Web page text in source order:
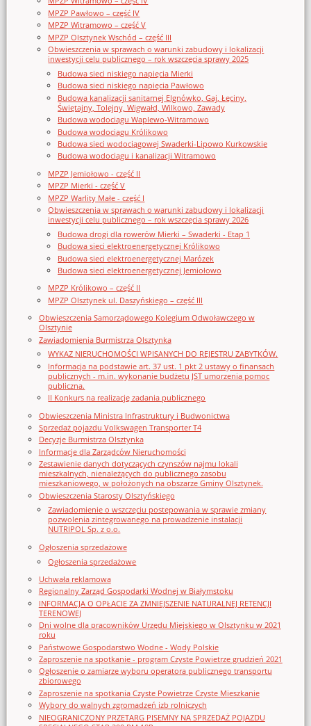
MPZP Pawłowo – część IV
MPZP Witramowo – część V
MPZP Olsztynek Wschód – część III
Obwieszczenia w sprawach o warunki zabudowy i lokalizacji
inwestycji celu publicznego – rok wszczęcia sprawy 2025
Budowa sieci niskiego napięcia Mierki
Budowa sieci niskiego napięcia Pawłowo
Budowa kanalizacji sanitarnej Elgnówko, Gaj, Łęciny,
Świętajny, Tolejny, Wigwałd, Wilkowo, Zawady
Budowa wodociągu Waplewo-Witramowo
Budowa wodociągu Królikowo
Budowa sieci wodociągowej Swaderki-Lipowo Kurkowskie
Budowa wodociągu i kanalizacji Witramowo
MPZP Jemiołowo - część II
MPZP Mierki - część V
MPZP Warlity Małe - część I
Obwieszczenia w sprawach o warunki zabudowy i lokalizacji
inwestycji celu publicznego – rok wszczęcia sprawy 2026
Budowa drogi dla rowerów Mierki – Swaderki - Etap 1
Budowa sieci elektroenergetycznej Królikowo
Budowa sieci elektroenergetycznej Marózek
Budowa sieci elektroenergetycznej Jemiołowo
MPZP Królikowo – część II
MPZP Olsztynek ul. Daszyńskiego – część III
Obwieszczenia Samorządowego Kolegium Odwoławczego w
Olsztynie
Zawiadomienia Burmistrza Olsztynka
WYKAZ NIERUCHOMOŚCI WPISANYCH DO REJESTRU ZABYTKÓW.
Informacja na podstawie art. 37 ust. 1 pkt 2 ustawy o finansach
publicznych - m.in. wykonanie budżetu JST umorzenia pomoc
publiczna.
II Konkurs na realizację zadania publicznego
Obwieszczenia Ministra Infrastruktury i Budwonictwa
Sprzedaż pojazdu Volkswagen Transporter T4
Decyzje Burmistrza Olsztynka
Informacje dla Zarządców Nieruchomości
Zestawienie danych dotyczących czynszów najmu lokali
mieszkalnych, nienależących do publicznego zasobu
mieszkaniowego, w położonych na obszarze Gminy Olsztynek.
Obwieszczenia Starosty Olsztyńskiego
Zawiadomienie o wszczęciu postępowania w sprawie zmiany
pozwolenia zintegrowanego na prowadzenie instalacji
NUTRIPOL Sp. z o.o.
Ogłoszenia sprzedażowe
Ogłoszenia sprzedażowe
Uchwała reklamowa
Regionalny Zarząd Gospodarki Wodnej w Białymstoku
INFORMACJA O OPŁACIE ZA ZMNIEJSZENIE NATURALNEJ RETENCJI
TERENOWEJ
Dni wolne dla pracowników Urzędu Miejskiego w Olsztynku w 2021
roku
Państwowe Gospodarstwo Wodne - Wody Polskie
Zaproszenie na spotkanie - program Czyste Powietrze grudzień 2021
Ogłoszenie o zamiarze wyboru operatora publicznego transportu
zbiorowego
Zaproszenie na spotkania Czyste Powietrze Czyste Mieszkanie
Wybory do walnych zgromadzeń izb rolniczych
NIEOGRANICZONY PRZETARG PISEMNY NA SPRZEDAŻ POJAZDU